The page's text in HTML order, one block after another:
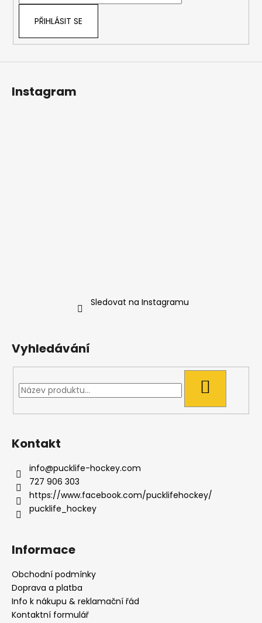
PŘIHLÁSIT SE
Instagram
Sledovat na Instagramu
Vyhledávání
Kontakt
info@pucklife-hockey.com
727 906 303
https://www.facebook.com/pucklifehockey/
pucklife_hockey
Informace
Obchodní podmínky
Doprava a platba
Info k nákupu & reklamační řád
Kontaktní formulář